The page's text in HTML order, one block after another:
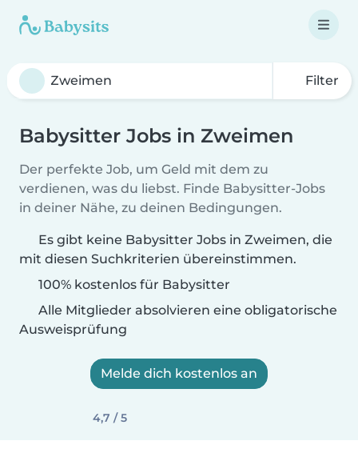
Filter
Babysitter Jobs in Zweimen
Der perfekte Job, um Geld mit dem zu
verdienen, was du liebst. Finde Babysitter-Jobs
in deiner Nähe, zu deinen Bedingungen.
Es gibt keine Babysitter Jobs in Zweimen, die
mit diesen Suchkriterien übereinstimmen.
100% kostenlos für Babysitter
Alle Mitglieder absolvieren eine obligatorische
Ausweisprüfung
Melde dich kostenlos an
4,7 / 5